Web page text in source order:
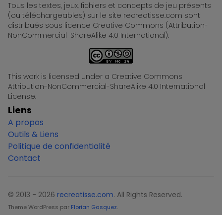
Tous les textes, jeux, fichiers et concepts de jeu présents
(ou téléchargeables) sur le site recreatisse.com sont
distribués sous licence Creative Commons (Attribution-
NonCommercial-ShareAlike 4.0 International).
This work is licensed under a Creative Commons
Attribution-NonCommercial-ShareAlike 4.0 International
License.
Liens
A propos
Outils & Liens
Politique de confidentialité
Contact
© 2013 - 2026 recreatisse.com. All Rights Reserved.
Theme WordPress par Florian Gasquez.